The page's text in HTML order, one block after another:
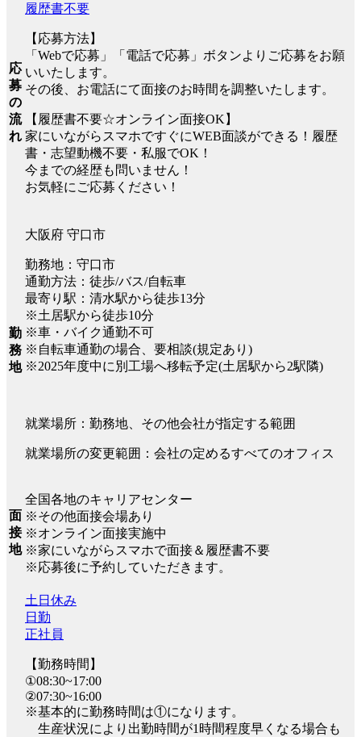
応
募
の
流
れ
履歴書不要
【応募方法】
「Webで応募」「電話で応募」ボタンよりご応募をお願
いいたします。
その後、お電話にて面接のお時間を調整いたします。
【履歴書不要☆オンライン面接OK】
家にいながらスマホですぐにWEB面談ができる！履歴
書・志望動機不要・私服でOK！
今までの経歴も問いません！
お気軽にご応募ください！
勤
務
地
大阪府 守口市
勤務地：守口市
通勤方法：徒歩/バス/自転車
最寄り駅：清水駅から徒歩13分
※土居駅から徒歩10分
※車・バイク通勤不可
※自転車通勤の場合、要相談(規定あり)
※2025年度中に別工場へ移転予定(土居駅から2駅隣)
就業場所：勤務地、その他会社が指定する範囲
就業場所の変更範囲：会社の定めるすべてのオフィス
面
接
地
全国各地のキャリアセンター
※その他面接会場あり
※オンライン面接実施中
※家にいながらスマホで面接＆履歴書不要
※応募後に予約していただきます。
土日休み
日勤
正社員
【勤務時間】
①08:30~17:00
②07:30~16:00
※基本的に勤務時間は①になります。
生産状況により出勤時間が1時間程度早くなる場合も